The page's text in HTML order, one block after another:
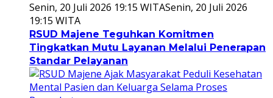
Senin, 20 Juli 2026 19:15 WITASenin, 20 Juli 2026
19:15 WITA
RSUD Majene Teguhkan Komitmen
Tingkatkan Mutu Layanan Melalui Penerapan
Standar Pelayanan